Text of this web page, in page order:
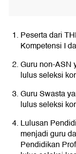
Peserta dari
Kompetensi I
Guru non-ASN
lulus seleksi
Guru Swasta
lulus seleksi
Lulusan
menjadi guru
Pendidikan